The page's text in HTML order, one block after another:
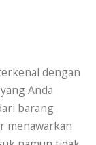
dengan
Anda
barang
menawarkan